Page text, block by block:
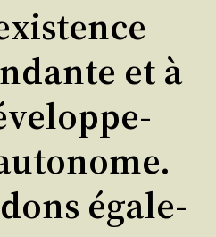
et à
éga­le­